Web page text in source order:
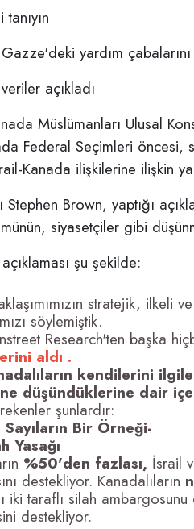
yardım
açıkladı
Müslümanları Ulusal
Federal Seçimleri öncesi,
Kanada ilişkilerine ilişkin
Stephen Brown, yaptığı
siyasetçiler gibi
şu şekilde:
stratejik, ilkeli
söylemiştik.
Research'ten başka
aldı .
kendilerini
düşündüklerine dair
şunlardır:
Bir Örneği-
Yasağı
%50'den fazlası, İsrail
destekliyor. Kanadalıların
iki taraflı silah
destekliyor.